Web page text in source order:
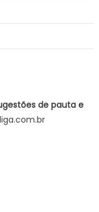
de pauta e